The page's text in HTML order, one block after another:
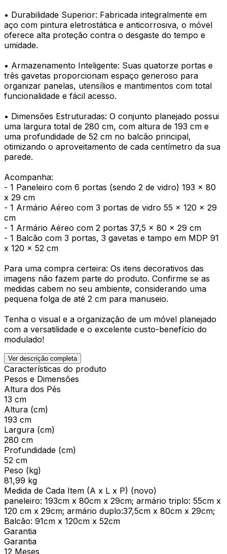
• Durabilidade Superior: Fabricada integralmente em
aço com pintura eletrostática e anticorrosiva, o móvel
oferece alta proteção contra o desgaste do tempo e
umidade.
• Armazenamento Inteligente: Suas quatorze portas e
três gavetas proporcionam espaço generoso para
organizar panelas, utensílios e mantimentos com total
funcionalidade e fácil acesso.
• Dimensões Estruturadas: O conjunto planejado possui
uma largura total de 280 cm, com altura de 193 cm e
uma profundidade de 52 cm no balcão principal,
otimizando o aproveitamento de cada centímetro da sua
parede.
Acompanha:
- 1 Paneleiro com 6 portas (sendo 2 de vidro) 193 x 80
x 29 cm
- 1 Armário Aéreo com 3 portas de vidro 55 x 120 x 29
cm
- 1 Armário Aéreo com 2 portas 37,5 x 80 x 29 cm
- 1 Balcão com 3 portas, 3 gavetas e tampo em MDP 91
x 120 x 52 cm
Para uma compra certeira: Os itens decorativos das
imagens não fazem parte do produto. Confirme se as
medidas cabem no seu ambiente, considerando uma
pequena folga de até 2 cm para manuseio.
Tenha o visual e a organização de um móvel planejado
com a versatilidade e o excelente custo-benefício do
modulado!
Ver descrição completa
Características do produto
Pesos e Dimensões
Altura dos Pés
13 cm
Altura (cm)
193 cm
Largura (cm)
280 cm
Profundidade (cm)
52 cm
Peso (kg)
81,99 kg
Medida de Cada Item (A x L x P) (novo)
paneleiro: 193cm x 80cm x 29cm; armário triplo: 55cm x
120 cm x 29cm; armário duplo:37,5cm x 80cm x 29cm;
Balcão: 91cm x 120cm x 52cm
Garantia
Garantia
12 Meses